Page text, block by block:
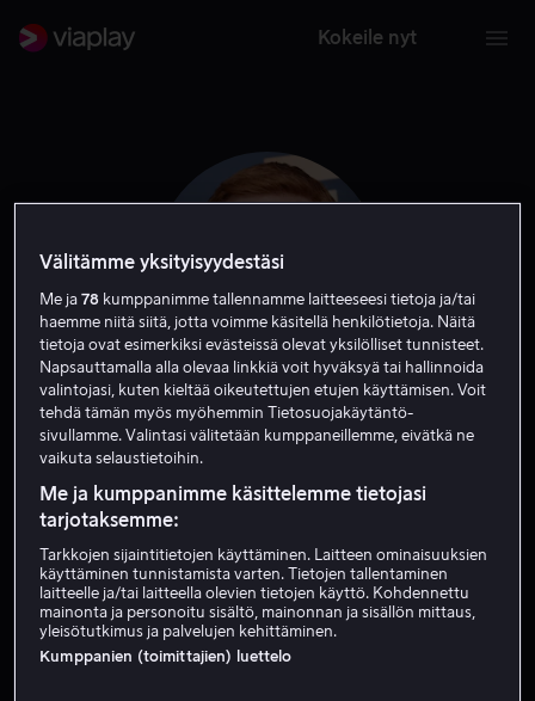
Kokeile nyt
Andrew Santino
Ääni Näyttelijä Vieras
Välitämme yksityisyydestäsi
Me ja78 kumppanimme tallennamme laitteeseesi tietoja ja/tai
haemme niitä siitä, jotta voimme käsitellä henkilötietoja. Näitä
tietoja ovat esimerkiksi evästeissä olevat yksilölliset tunnisteet.
Napsauttamalla alla olevaa linkkiä voit hyväksyä tai hallinnoida
valintojasi, kuten kieltää oikeutettujen etujen käyttämisen. Voit
tehdä tämän myös myöhemmin Tietosuojakäytäntö-
sivullamme. Valintasi välitetään kumppaneillemme, eivätkä ne
vaikuta selaustietoihin.
Me ja kumppanimme käsittelemme tietojasi
tarjotaksemme:
Tarkkojen sijaintitietojen käyttäminen. Laitteen ominaisuuksien
käyttäminen tunnistamista varten. Tietojen tallentaminen
laitteelle ja/tai laitteella olevien tietojen käyttö. Kohdennettu
mainonta ja personoitu sisältö, mainonnan ja sisällön mittaus,
yleisötutkimus ja palvelujen kehittäminen.
Kumppanien (toimittajien) luettelo